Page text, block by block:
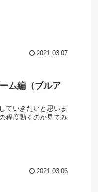
2021.03.07
ム編（ブルア
ていきたいと思いま
程度動くのか見てみ
2021.03.06